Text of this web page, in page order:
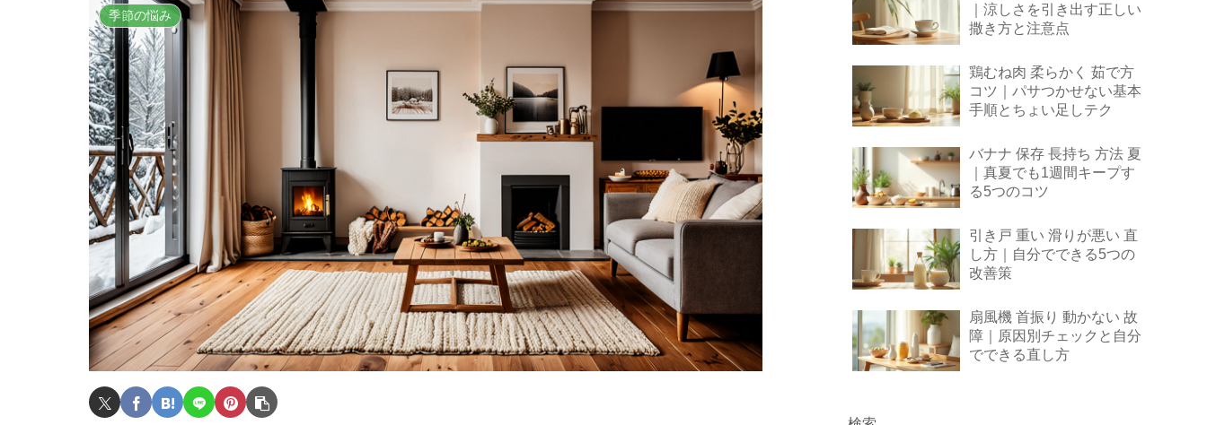
季節の悩み
｜涼しさを引き出す正しい
撒き方と注意点
鶏むね肉 柔らかく 茹で方
コツ｜パサつかせない基本
手順とちょい足しテク
バナナ 保存 長持ち 方法 夏
｜真夏でも1週間キープす
る5つのコツ
引き戸 重い 滑りが悪い 直
し方｜自分でできる5つの
改善策
扇風機 首振り 動かない 故
障｜原因別チェックと自分
でできる直し方